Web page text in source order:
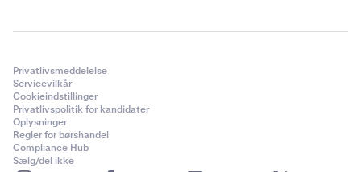
Privatlivsmeddelelse
Servicevilkår
Cookieindstillinger
Privatlivspolitik for kandidater
Oplysninger
Regler for børshandel
Compliance Hub
Sælg/del ikke